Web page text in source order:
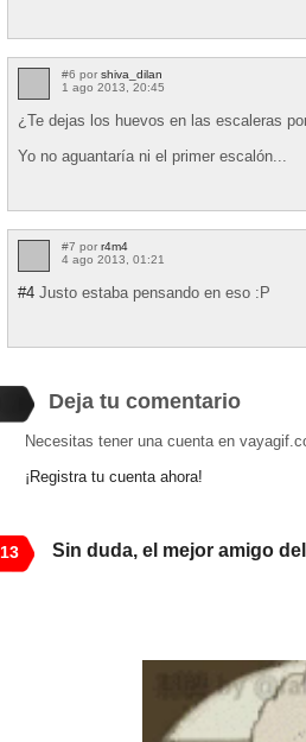
#6 por shiva_dilan
1 ago 2013, 20:45
¿Te dejas los huevos en las escaleras
Yo no aguantaría ni el primer escalón...
#7 por r4m4
4 ago 2013, 01:21
#4 Justo estaba pensando en eso :P
Deja tu comentario
Necesitas tener una cuenta en
¡Registra tu cuenta ahora!
13 Sin duda, el mejor amigo